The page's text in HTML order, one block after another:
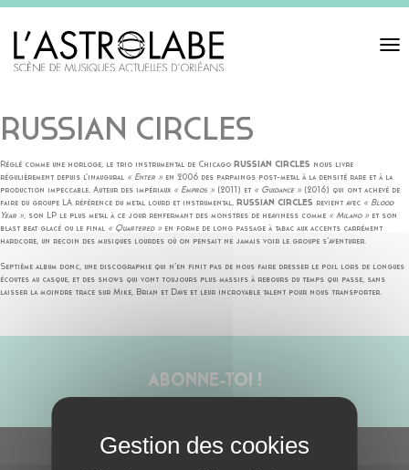
Toggle
RUSSIAN CIRCLES
Réglé comme une horloge, le trio instrumental de Chicago RUSSIAN CIRCLES nous livre
régulièrement depuis l’inaugural « Enter » en 2006 des parpaings post-metal à la densité rare et à la
production impeccable. Auteur des impériaux « Empros » (2011) et « Guidance » (2016) qui ont achevé de
faire du groupe LA référence du metal lourd et instrumental, RUSSIAN CIRCLES revient avec « Blood
Year », son LP le plus metal à ce jour renfermant des monstres de heaviness comme « Milano » et son
blast beat glacé ou le final « Quartered » en forme de long passage à tabac aux accents carrément
hardcore, un recoin des musiques lourdes où on pensait ne jamais voir le groupe s’aventurer.
Septième album donc, une discographie qui n’en finit pas de nous faire dresser le poil lors de longues
écoutes au casque, et des shows qui vont toujours plus massifs à rebours du temps qui passe, sans
laisser la moindre trace sur Mike, Brian et Dave et leur incroyable talent pour nous transporter.
ABONNE-TOI !